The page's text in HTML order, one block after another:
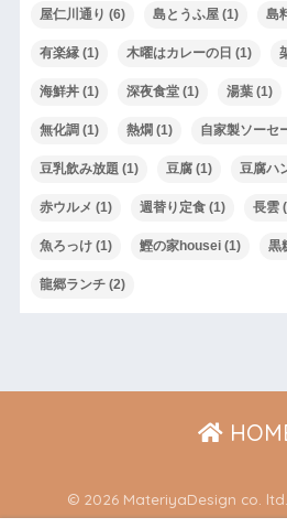
屋仁川通り (6) 島とうふ屋(1) 島
有楽縁(1) 木曜はカレーの日 (1)
海鮮丼(1) 深夜食堂(1) 湯葉(1)
無化調 (1) 熱燗 (1) 自家製ソーセ
豆乳飲み放題 (1) 豆腐(1) 豆腐ハ
赤ウルメ (1) 週替り定食(1) 長雲
魚ろっけ(1) 鰹の家housei(1) 黒
龍郷ランチ(2)
© 2026 MateriyaDesign co.